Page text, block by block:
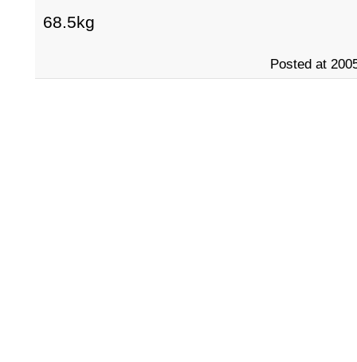
68.5kg
Posted at